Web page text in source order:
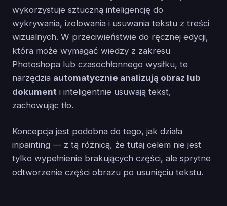
wykorzystuje sztuczną inteligencję do
wykrywania, izolowania i usuwania tekstu z treści
wizualnych. W przeciwieństwie do ręcznej edycji,
która może wymagać wiedzy z zakresu
Photoshopa lub czasochłonnego wysiłku, te
narzędzia automatycznie analizują obraz lub
dokument i inteligentnie usuwają tekst,
zachowując tło.
Koncepcja jest podobna do tego, jak działa
inpainting — z tą różnicą, że tutaj celem nie jest
tylko wypełnienie brakujących części, ale sprytne
odtworzenie części obrazu po usunięciu tekstu.